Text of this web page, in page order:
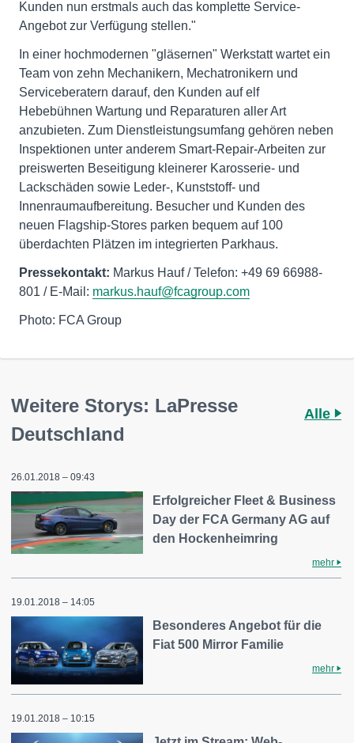
Kunden nun erstmals auch das komplette Service-
Angebot zur Verfügung stellen."
In einer hochmodernen "gläsernen" Werkstatt wartet ein
Team von zehn Mechanikern, Mechatronikern und
Serviceberatern darauf, den Kunden auf elf
Hebebühnen Wartung und Reparaturen aller Art
anzubieten. Zum Dienstleistungsumfang gehören neben
Inspektionen unter anderem Smart-Repair-Arbeiten zur
preiswerten Beseitigung kleinerer Karosserie- und
Lackschäden sowie Leder-, Kunststoff- und
Innenraumaufbereitung. Besucher und Kunden des
neuen Flagship-Stores parken bequem auf 100
überdachten Plätzen im integrierten Parkhaus.
Pressekontakt: Markus Hauf / Telefon: +49 69 66988-
801 / E-Mail: markus.hauf@fcagroup.com
Photo: FCA Group
Weitere Storys: LaPresse
Deutschland
Alle
26.01.2018 – 09:43
Erfolgreicher Fleet & Business
Day der FCA Germany AG auf
den Hockenheimring
mehr
19.01.2018 – 14:05
Besonderes Angebot für die
Fiat 500 Mirror Familie
mehr
19.01.2018 – 10:15